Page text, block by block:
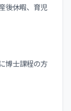
後休暇、育児
博士課程の方